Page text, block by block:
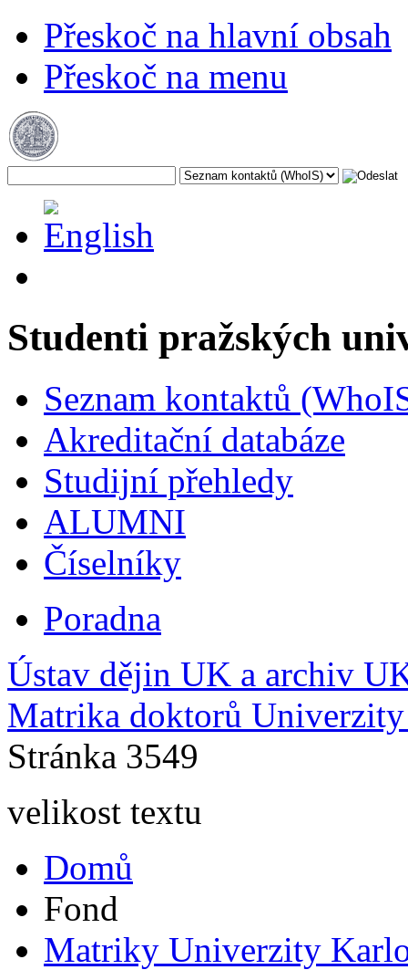
Přeskoč na hlavní obsah
Přeskoč na menu
Studenti pražských
Seznam kontaktů
Akreditační databáze
Studijní přehledy
ALUMNI
Číselníky
Poradna
Ústav dějin UK a archiv
Matrika doktorů
Stránka 3549
velikost textu
Domů
Fond
Matriky Univerzity